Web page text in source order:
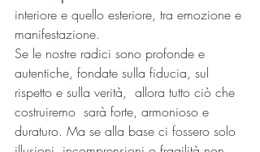
interiore e quello esteriore, tra emozione e
manifestazione.
Se le nostre radici sono profonde e
autentiche, fondate sulla fiducia, sul
rispetto e sulla verità,  allora tutto ciò che
costruiremo  sarà forte, armonioso e
duraturo. Ma se alla base ci fossero solo